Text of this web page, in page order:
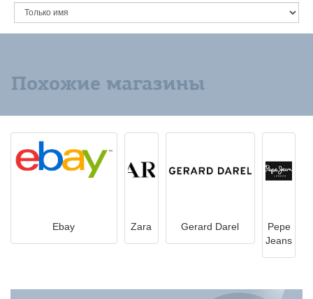
Похожие магазины
Ebay Zara Gerard Darel
Pepe
Jeans